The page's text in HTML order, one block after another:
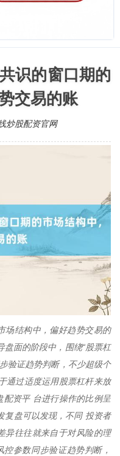
识的窗口期的
交易的账
炒股配资官网
场结构中，偏好趋势交易的
面的阶段中，围绕“股票杠
验证趋势判断，不少超级个
通过适度运用股票杠杆来放
配资平 台进行操作的比例呈
复盘可以发现，不同 投资者
异往往就来自于对风险的理
参数同步验证趋势判断，